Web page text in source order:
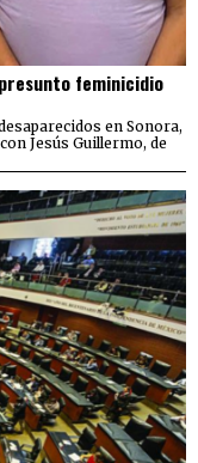
feminicidio
en Sonora,
Jesús Guillermo, de